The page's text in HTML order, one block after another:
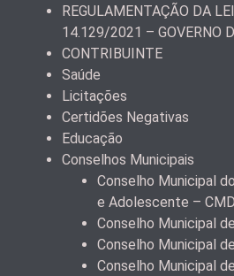
REGULAMENTAÇÃO DA
14.129/2021 – GOVERNO
CONTRIBUINTE
Saúde
Licitações
Certidões Negativas
Educação
Conselhos Municipais
Conselho Municipal
e Adolescente –
Conselho Municipal
Conselho Municipal
Conselho Municipal